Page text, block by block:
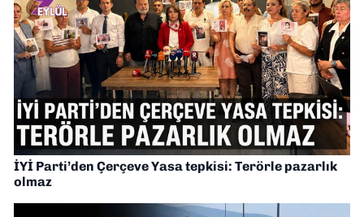
İYİ Parti’den Çerçeve Yasa tepkisi: Terörle pazarlık
olmaz